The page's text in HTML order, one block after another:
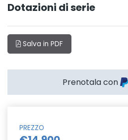
Dotazioni di serie
Salva in PDF
Prenotala con
PREZZO